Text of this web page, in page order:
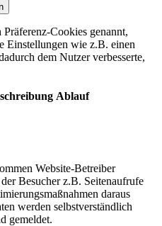
Cookies genannt,
Einstellungen wie z.B. einen
dem Nutzer verbesserte,
Ablauf
Website-Betreiber
Besucher z.B. Seitenaufrufe
daraus
werden selbstverständlich
gemeldet.